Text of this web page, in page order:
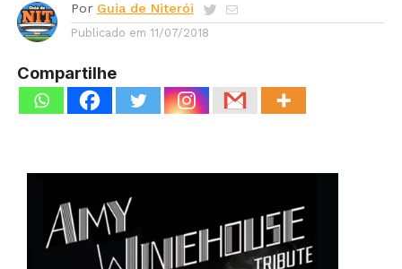
Por Guia de Niterói
Publicado em 11/07/2018
Compartilhe